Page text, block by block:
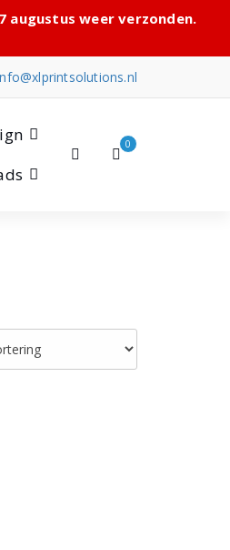
augustus weer verzonden.
0